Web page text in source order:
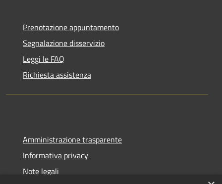
Prenotazione appuntamento
Segnalazione disservizio
Leggi le FAQ
Richiesta assistenza
Amministrazione trasparente
Informativa privacy
Note legali